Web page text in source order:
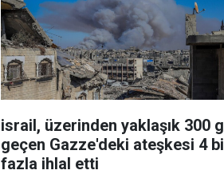
israil, üzerinden yaklaşık 300
geçen Gazze'deki ateşkesi 4
fazla ihlal etti